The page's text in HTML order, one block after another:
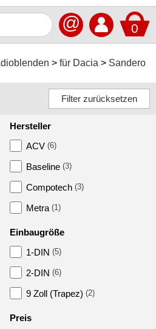
0
@
für Dacia Sandero
Hersteller
ACV (6)
Baseline (3)
Compotech (3)
Metra (1)
Einbaugröße
1-DIN (5)
2-DIN (6)
9 Zoll (Trapez) (2)
Preis